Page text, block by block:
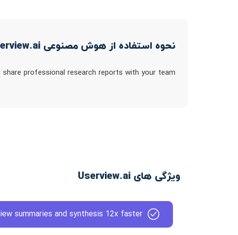
نحوه استفاده از هوش مصنوعی Userview.ai
share professional research reports with your team
ویژگی های Userview.ai
summaries and synthesis 12x faster